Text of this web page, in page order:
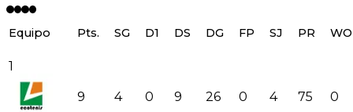
Equipo Pts. SG D1 DS DG FP SJ PR WO
1
9 4 0 9 26 0 4 75 0